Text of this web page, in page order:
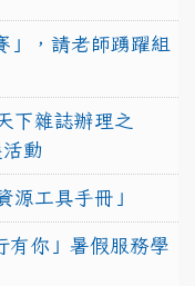
」，請老師踴躍組
下雜誌辦理之
動
源工具手冊」
有你」暑假服務學